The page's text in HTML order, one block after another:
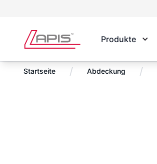
Produkte
Startseite / Abdeckung /